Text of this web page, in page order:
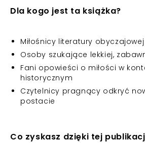
Dla kogo jest ta książka?
Miłośnicy literatury
Osoby szukające lekkiej,
Fani opowieści o miłości w
historycznym
Czytelnicy pragnący odkryć
postacie
Co zyskasz dzięki tej